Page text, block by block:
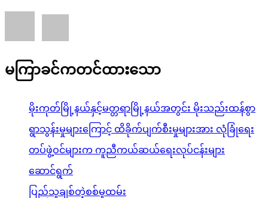
မကြာခင်ကတင်ထားသော
မိုးကုတ်မြို့နယ်နှင့်မတ္တရာမြို့နယ်အတွင်း မိုးသည်းထန်စွာ
ရွာသွန်းမှုများကြောင့် ထိခိုက်ပျက်စီးမှုများအား လုံခြုံရေး
တပ်ဖွဲ့ဝင်များက ကူညီကယ်ဆယ်ရေးလုပ်ငန်းများ
ဆောင်ရွက်
ပြည်သူချစ်တဲ့စစ်မှုထမ်း